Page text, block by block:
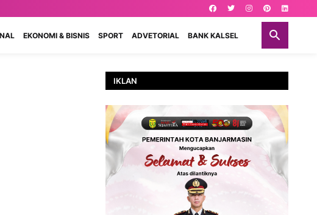
EKONOMI & BISNIS SPORT ADVETORIAL BANK KALSEL
IKLAN